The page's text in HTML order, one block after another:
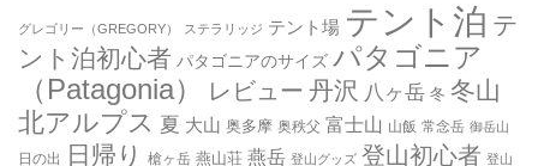
グレゴリー（GREGORY） ステラリッジ テント場 テント泊 テ
ント泊初心者 パタゴニアのサイズ パタゴニア
（Patagonia）
レビュー 丹沢 八ヶ岳 冬 冬山
北アルプス 夏 大山 奥多摩 奥秩父 富士山 山飯 常念岳 御岳山
日の出 日帰り 槍ヶ岳 燕山荘 燕岳 登山グッズ 登山初心者 登山